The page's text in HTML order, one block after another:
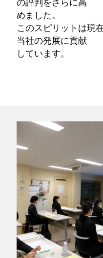
めました。
このスピリットは現
当社の発展に貢献
しています。